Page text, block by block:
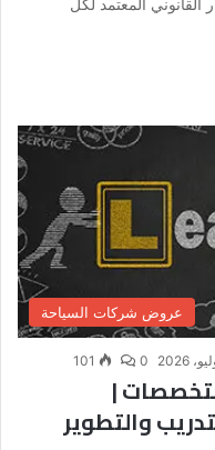
عروض شركات السياحة
0
101
|
والتطوير